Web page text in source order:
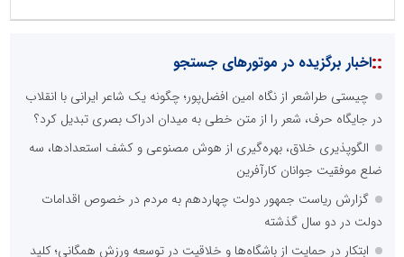
::اخبار برگزیده در موتورهای جستجو
چیستی طراشعر از نگاه امین افضل‌پور؛ چگونه یک شاعر ایرانی با انقلاب
در جایگاه حرف، شعر را از متن خطی به میدان ادراک بصری تبدیل کرد؟
الگوپذیری خلاق، بهره‌گیری از هوش مصنوعی و کشف استعدادها، سه
ضلع موفقیت جوانان کارآفرین
گزارش ریاست جمهور دولت چهاردهم به مردم در خصوص اقدامات
دولت در دو سال گذشته
ابتکار در حمایت از باشگاه‌ها و خلاقیت در توسعه ورزش همگانی؛ کلید